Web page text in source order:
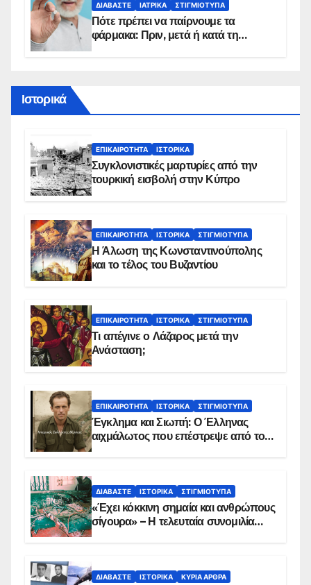
ΔΙΑΒΆΣΤΕ ΙΑΤΡΙΚΆ ΣΤΙΓΜΙΌΤΥΠΑ
Πότε πρέπει να παίρνουμε τα
φάρμακα: Πριν, μετά ή κατά τη
Ιστορικά
ΕΠΙΚΑΙΡΌΤΗΤΑ ΙΣΤΟΡΙΚΆ
Συγκλονιστικές μαρτυρίες από την
τουρκική εισβολή στην Κύπρο
ΕΠΙΚΑΙΡΌΤΗΤΑ ΙΣΤΟΡΙΚΆ ΣΤΙΓΜΙΌΤΥΠΑ
Η Άλωση της Κωνσταντινούπολης
και το τέλος του Βυζαντίου
ΕΠΙΚΑΙΡΌΤΗΤΑ ΙΣΤΟΡΙΚΆ ΣΤΙΓΜΙΌΤΥΠΑ
Τι απέγινε ο Λάζαρος μετά την
Ανάσταση;
ΕΠΙΚΑΙΡΌΤΗΤΑ ΙΣΤΟΡΙΚΆ ΣΤΙΓΜΙΌΤΥΠΑ
Έγκλημα και Σιωπή: Ο Έλληνας
αιχμάλωτος που επέστρεψε από το
ΔΙΑΒΆΣΤΕ ΙΣΤΟΡΙΚΆ ΣΤΙΓΜΙΌΤΥΠΑ
«Έχει κόκκινη σημαία και ανθρώπους
σίγουρα» – Η τελευταία συνομιλία
ΔΙΑΒΆΣΤΕ ΙΣΤΟΡΙΚΆ ΚΥΡΙΑ ΑΡΘΡΑ